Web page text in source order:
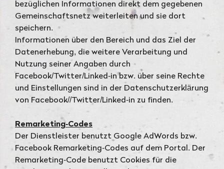
bezüglichen Informationen direkt dem gegebenen
Gemeinschaftsnetz weiterleiten und sie dort
speichern.
Informationen über den Bereich und das Ziel der
Datenerhebung, die weitere Verarbeitung und
Nutzung seiner Angaben durch
Facebook/Twitter/Linked-in bzw. über seine Rechte
und Einstellungen sind in der Datenschutzerklärung
von Facebook//Twitter/Linked-in zu finden.
Remarketing-Codes
Der Dienstleister benutzt Google AdWords bzw.
Facebook Remarketing-Codes auf dem Portal. Der
Remarketing-Code benutzt Cookies für die